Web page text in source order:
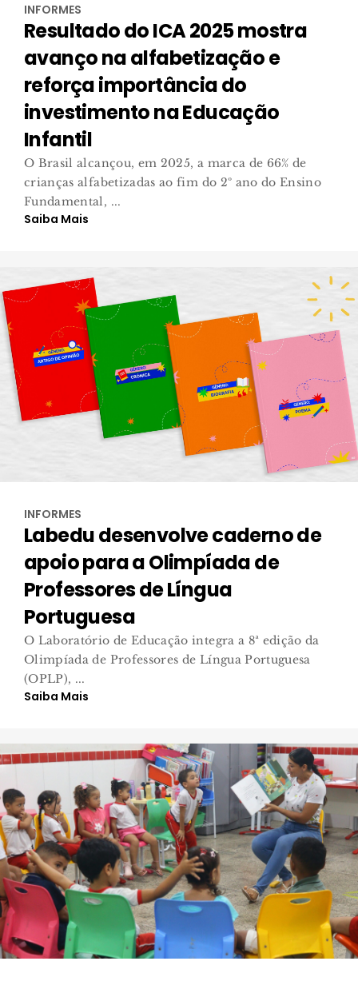
INFORMES
Resultado do ICA 2025 mostra
avanço na alfabetização e
reforça importância do
investimento na Educação
Infantil
O Brasil alcançou, em 2025, a marca de 66% de
crianças alfabetizadas ao fim do 2º ano do Ensino
Fundamental, ...
Saiba Mais
INFORMES
Labedu desenvolve caderno de
apoio para a Olimpíada de
Professores de Língua
Portuguesa
O Laboratório de Educação integra a 8ª edição da
Olimpíada de Professores de Língua Portuguesa
(OPLP), ...
Saiba Mais